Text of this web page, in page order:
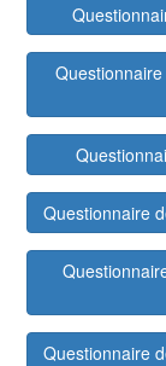
Questionnaire
Questionnaire